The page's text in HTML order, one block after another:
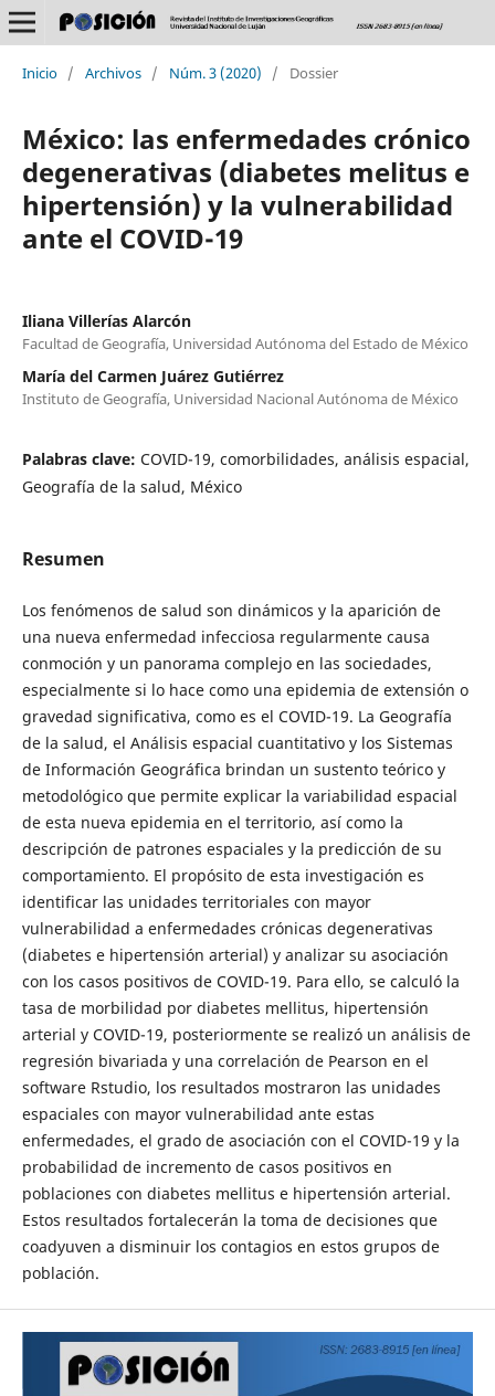
Inicio / Archivos / Núm. 3 (2020) / Dossier
México: las enfermedades crónico
degenerativas (diabetes melitus e
hipertensión) y la vulnerabilidad
ante el COVID-19
Iliana Villerías Alarcón
Facultad de Geografía, Universidad Autónoma del Estado de México
María del Carmen Juárez Gutiérrez
Instituto de Geografía, Universidad Nacional Autónoma de México
Palabras clave: COVID-19, comorbilidades, análisis espacial,
Geografía de la salud, México
Resumen
Los fenómenos de salud son dinámicos y la aparición de
una nueva enfermedad infecciosa regularmente causa
conmoción y un panorama complejo en las sociedades,
especialmente si lo hace como una epidemia de extensión o
gravedad significativa, como es el COVID-19. La Geografía
de la salud, el Análisis espacial cuantitativo y los Sistemas
de Información Geográfica brindan un sustento teórico y
metodológico que permite explicar la variabilidad espacial
de esta nueva epidemia en el territorio, así como la
descripción de patrones espaciales y la predicción de su
comportamiento. El propósito de esta investigación es
identificar las unidades territoriales con mayor
vulnerabilidad a enfermedades crónicas degenerativas
(diabetes e hipertensión arterial) y analizar su asociación
con los casos positivos de COVID-19. Para ello, se calculó la
tasa de morbilidad por diabetes mellitus, hipertensión
arterial y COVID-19, posteriormente se realizó un análisis de
regresión bivariada y una correlación de Pearson en el
software Rstudio, los resultados mostraron las unidades
espaciales con mayor vulnerabilidad ante estas
enfermedades, el grado de asociación con el COVID-19 y la
probabilidad de incremento de casos positivos en
poblaciones con diabetes mellitus e hipertensión arterial.
Estos resultados fortalecerán la toma de decisiones que
coadyuven a disminuir los contagios en estos grupos de
población.